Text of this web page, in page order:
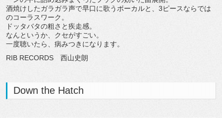
酒焼けしたガラガラ声で早口に歌うボーカルと、3ピースならでは
のコーラスワーク。
ドッタバタの粗さと疾走感。
なんというか、クセがすごい。
一度聴いたら、病みつきになります。
RIB RECORDS 西山史朗
Down the Hatch